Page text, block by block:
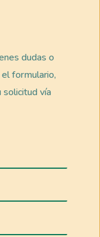
dudas o
formulario,
vía